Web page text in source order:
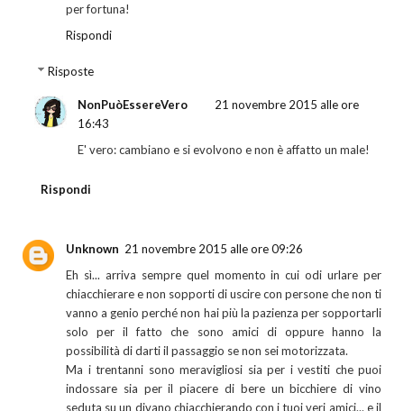
per fortuna!
Rispondi
Risposte
NonPuòEssereVero
21 novembre 2015 alle ore
16:43
E' vero: cambiano e si evolvono e non è affatto un male!
Rispondi
Unknown 21 novembre 2015 alle ore 09:26
Eh sì... arriva sempre quel momento in cui odi urlare per
chiacchierare e non sopporti di uscire con persone che non ti
vanno a genio perché non hai più la pazienza per sopportarli
solo per il fatto che sono amici di oppure hanno la
possibilità di darti il passaggio se non sei motorizzata.
Ma i trentanni sono meravigliosi sia per i vestiti che puoi
indossare sia per il piacere di bere un bicchiere di vino
seduta su un divano chiacchierando con i tuoi veri amici... e il